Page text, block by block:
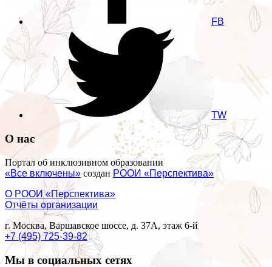
FB
TW
О нас
Портал об инклюзивном образовании
«Все включены» создан РООИ «Перспектива»
О РООИ «Перспектива»
Отчёты организации
г. Москва, Варшавское шоссе, д. 37А, этаж 6-й
+7 (495) 725-39-82
Мы в социальных сетях